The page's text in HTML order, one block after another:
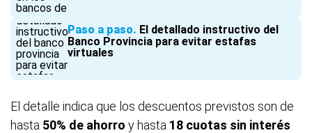
Paso a paso El detallado instructivo del
Banco Provincia para evitar estafas
virtuales
El detalle indica que los descuentos previstos son de
hasta 50% de ahorro y hasta 18 cuotas sin interés